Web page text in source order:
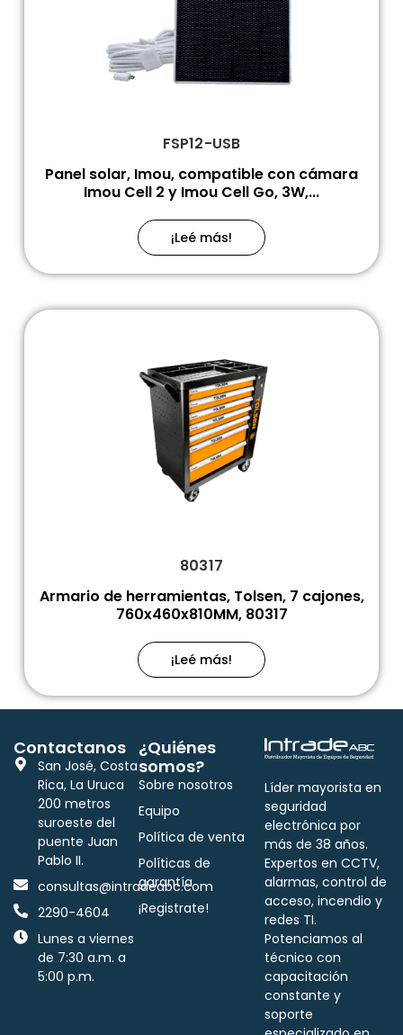
FSP12-USB
Panel solar, Imou, compatible con cámara
Imou Cell 2 y Imou Cell Go, 3W,...
¡Leé más!
80317
Armario de herramientas, Tolsen, 7 cajones,
760x460x810MM, 80317
¡Leé más!
Líder mayorista en
seguridad
electrónica por
más de 38 años.
Expertos en CCTV,
alarmas, control de
acceso, incendio y
redes TI.
Potenciamos al
técnico con
capacitación
constante y
soporte
¿Quiénes
somos?
Sobre nosotros
Equipo
Política de venta
Políticas de
garantía
¡Registrate!
Contactanos
San José, Costa
Rica, La Uruca
200 metros
suroeste del
puente Juan
Pablo II.
consultas@intradeabc.com
2290-4604
Lunes a viernes
de 7:30 a.m. a
5:00 p.m.